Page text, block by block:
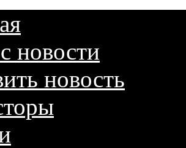
новости
новость